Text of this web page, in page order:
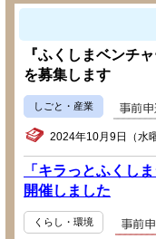
『ふくしまベンチ
を募集します
しごと・産業
2024年10月9日（水
「キラっとふくし
開催しました
くらし・環境